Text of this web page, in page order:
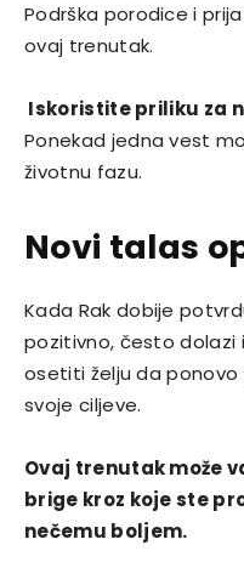
Podrška porodice i
ovaj trenutak.
Iskoristite priliku za
Ponekad jedna vest
životnu fazu.
Novi talas
Kada Rak dobije
pozitivno, često dolazi
osetiti želju da
svoje ciljeve.
Ovaj trenutak može
brige kroz koje ste
nečemu boljem.